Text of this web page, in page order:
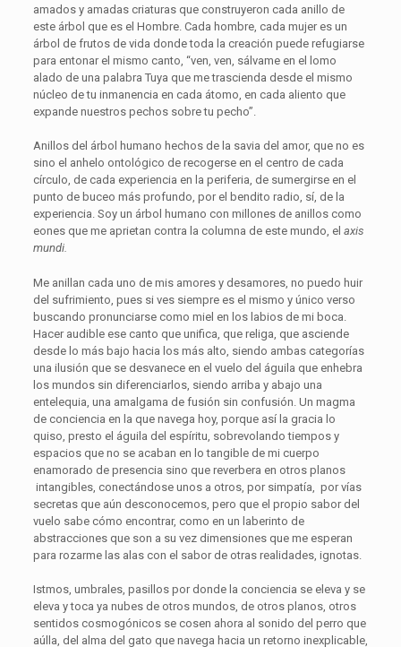
amados y amadas criaturas que construyeron cada anillo de
este árbol que es el Hombre. Cada hombre, cada mujer es un
árbol de frutos de vida donde toda la creación puede refugiarse
para entonar el mismo canto, “ven, ven, sálvame en el lomo
alado de una palabra Tuya que me trascienda desde el mismo
núcleo de tu inmanencia en cada átomo, en cada aliento que
expande nuestros pechos sobre tu pecho”.
Anillos del árbol humano hechos de la savia del amor, que no es
sino el anhelo ontológico de recogerse en el centro de cada
círculo, de cada experiencia en la periferia, de sumergirse en el
punto de buceo más profundo, por el bendito radio, sí, de la
experiencia. Soy un árbol humano con millones de anillos como
eones que me aprietan contra la columna de este mundo, el axis
mundi.
Me anillan cada uno de mis amores y desamores, no puedo huir
del sufrimiento, pues si ves siempre es el mismo y único verso
buscando pronunciarse como miel en los labios de mi boca.
Hacer audible ese canto que unifica, que religa, que asciende
desde lo más bajo hacia los más alto, siendo ambas categorías
una ilusión que se desvanece en el vuelo del águila que enhebra
los mundos sin diferenciarlos, siendo arriba y abajo una
entelequia, una amalgama de fusión sin confusión. Un magma
de conciencia en la que navega hoy, porque así la gracia lo
quiso, presto el águila del espíritu, sobrevolando tiempos y
espacios que no se acaban en lo tangible de mi cuerpo
enamorado de presencia sino que reverbera en otros planos
intangibles, conectándose unos a otros, por simpatía, por vías
secretas que aún desconocemos, pero que el propio sabor del
vuelo sabe cómo encontrar, como en un laberinto de
abstracciones que son a su vez dimensiones que me esperan
para rozarme las alas con el sabor de otras realidades, ignotas.
Istmos, umbrales, pasillos por donde la conciencia se eleva y se
eleva y toca ya nubes de otros mundos, de otros planos, otros
sentidos cosmogónicos se cosen ahora al sonido del perro que
aúlla, del alma del gato que navega hacia un retorno inexplicable,